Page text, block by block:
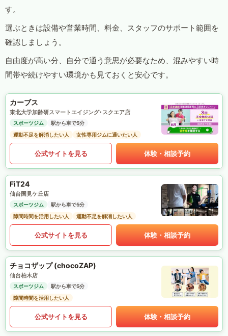
す。
選ぶときは設備や営業時間、料金、スタッフのサポート範囲を
確認しましょう。
自由度が高い分、自分で通う意思が必要なため、混みやすい時
間帯や続けやすい環境かも見ておくと安心です。
カーブス
東北大学加齢研スマートエイジング･スクエア店
スポーツジム
駅から車で5分
運動不足を解消したい人
女性専用ジムに通いたい人
公式サイトを見る 体験・相談予約
FiT24
仙台国見ケ丘店
スポーツジム
駅から車で5分
隙間時間を活用したい人
運動不足を解消したい人
公式サイトを見る 体験・相談予約
チョコザップ (chocoZAP)
仙台柏木店
スポーツジム
駅から車で5分
隙間時間を活用したい人
公式サイトを見る 体験・相談予約